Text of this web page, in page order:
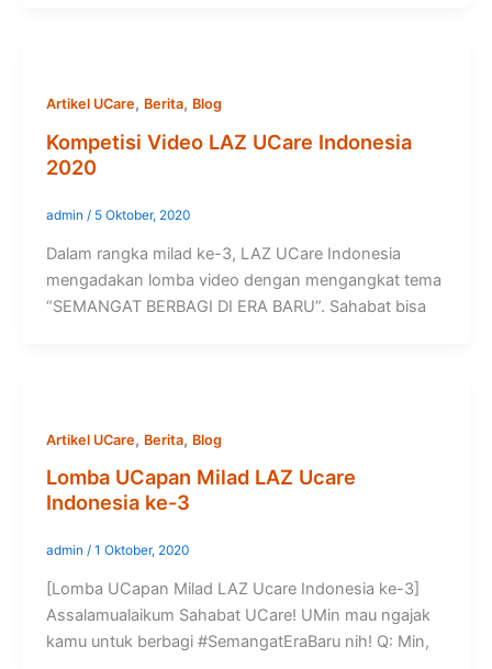
Artikel UCare, Berita, Blog
Kompetisi Video LAZ UCare Indonesia
2020
admin / 5 Oktober, 2020
Dalam rangka milad ke-3, LAZ UCare Indonesia
mengadakan lomba video dengan mengangkat tema
“SEMANGAT BERBAGI DI ERA BARU”. Sahabat bisa
Artikel UCare, Berita, Blog
Lomba UCapan Milad LAZ Ucare
Indonesia ke-3
admin / 1 Oktober, 2020
[Lomba UCapan Milad LAZ Ucare Indonesia ke-3]
Assalamualaikum Sahabat UCare! UMin mau ngajak
kamu untuk berbagi #SemangatEraBaru nih! Q: Min,